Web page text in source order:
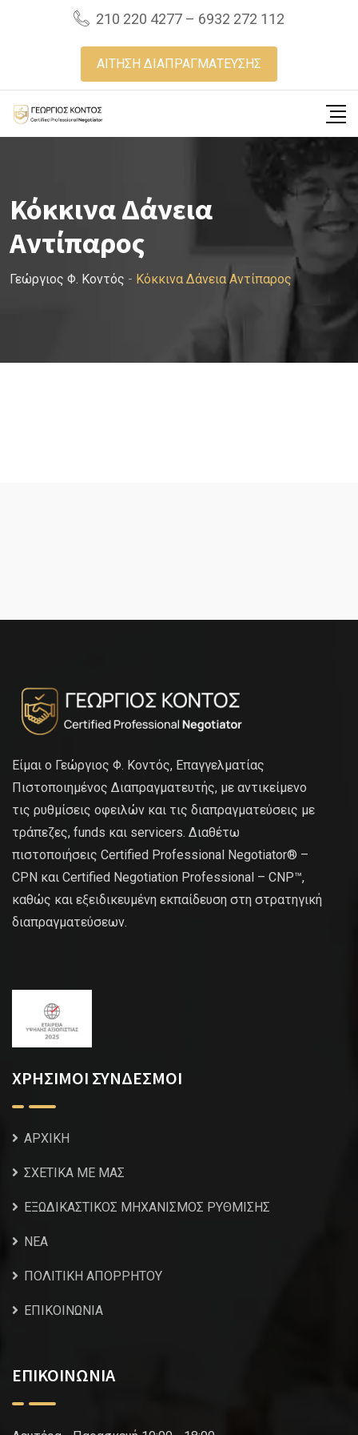
210 220 4277 – 6932 272 112
ΑΙΤΗΣΗ ΔΙΑΠΡΑΓΜΑΤΕΥΣΗΣ
Κόκκινα Δάνεια
Αντίπαρος
Γεώργιος Φ. Κοντός - Κόκκινα Δάνεια Αντίπαρος
Είμαι ο Γεώργιος Φ. Κοντός, Επαγγελματίας
Πιστοποιημένος Διαπραγματευτής, με αντικείμενο
τις ρυθμίσεις οφειλών και τις διαπραγματεύσεις με
τράπεζες, funds και servicers. Διαθέτω
πιστοποιήσεις Certified Professional Negotiator® –
CPN και Certified Negotiation Professional – CNP™,
καθώς και εξειδικευμένη εκπαίδευση στη στρατηγική
διαπραγματεύσεων.
ΧΡΗΣΙΜΟΙ ΣΥΝΔΕΣΜΟΙ
ΑΡΧΙΚΗ
ΣΧΕΤΙΚΑ ΜΕ ΜΑΣ
ΕΞΩΔΙΚΑΣΤΙΚΟΣ ΜΗΧΑΝΙΣΜΟΣ ΡΥΘΜΙΣΗΣ
NEA
ΠΟΛΙΤΙΚΗ ΑΠΟΡΡΗΤΟΥ
ΕΠΙΚΟΙΝΩΝΙΑ
ΕΠΙΚΟΙΝΩΝΙΑ